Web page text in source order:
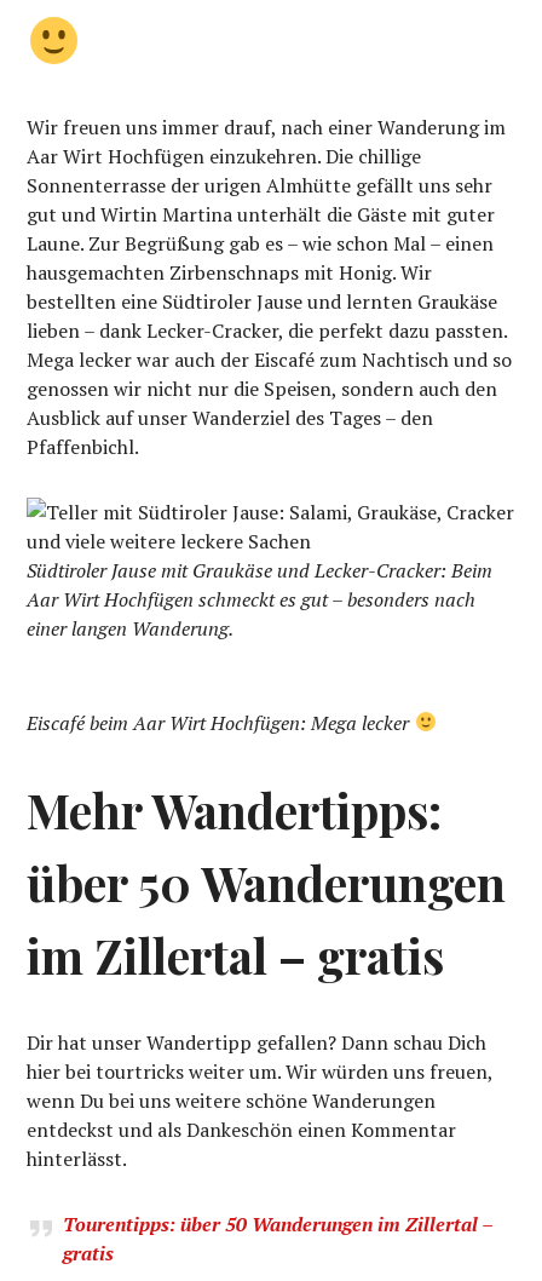
Wir freuen uns immer drauf, nach einer Wanderung im
Aar Wirt Hochfügen einzukehren. Die chillige
Sonnenterrasse der urigen Almhütte gefällt uns sehr
gut und Wirtin Martina unterhält die Gäste mit guter
Laune. Zur Begrüßung gab es – wie schon Mal – einen
hausgemachten Zirbenschnaps mit Honig. Wir
bestellten eine Südtiroler Jause und lernten Graukäse
lieben – dank Lecker-Cracker, die perfekt dazu passten.
Mega lecker war auch der Eiscafé zum Nachtisch und so
genossen wir nicht nur die Speisen, sondern auch den
Ausblick auf unser Wanderziel des Tages – den
Pfaffenbichl.
Südtiroler Jause mit Graukäse und Lecker-Cracker: Beim
Aar Wirt Hochfügen schmeckt es gut – besonders nach
einer langen Wanderung.
Eiscafé beim Aar Wirt Hochfügen: Mega lecker
Mehr Wandertipps:
über 50 Wanderungen
im Zillertal – gratis
Dir hat unser Wandertipp gefallen? Dann schau Dich
hier bei tourtricks weiter um. Wir würden uns freuen,
wenn Du bei uns weitere schöne Wanderungen
entdeckst und als Dankeschön einen Kommentar
hinterlässt.
Tourentipps: über 50 Wanderungen im Zillertal –
gratis